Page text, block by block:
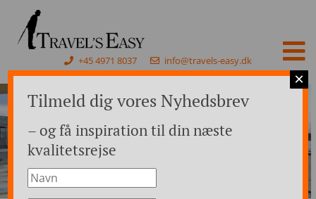
+45 4971 8037 info@travels-easy.dk
Tilmeld dig vores Nyhedsbrev
– og få inspiration til din næste
kvalitetsrejse
×